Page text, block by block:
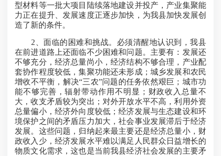
型材料等一批大项目陆续落地建设并投产，产业集聚能
力正在提升、发展速度正逐步加快，为我县加快发展创
造了新的条件。
2、面临的困难和挑战。必须清醒地认识到，我县
在前进道路上还面临不少困难和问题。主要有：发展还
不够充分，经济总量尚小，经济结构不够合理，产业配
套协作程度较低，集聚功能还未形成；城乡发展和农民
增收不平衡，解决“三农”问题的任务依然艰巨；城市功
能不够完善，辐射带动作用不明显；财政收入总量不
大，收支矛盾较为突出；对外开放水平不高，利用外资
总量偏小，经济外向度较低；经济发展与生态建设和环
境保护之间的矛盾压力加大，社会事业发展滞后于经济
发展。这些问题，归纳起来最主要还是经济总量小，财
政收入少，经济发展水平难以满足人民群众日益增长的
物质文化需求，这也是当前我县经济社会发展的主要矛